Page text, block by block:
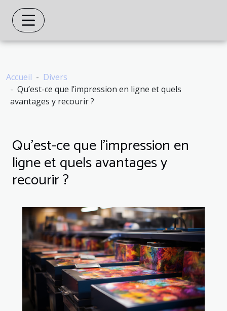
Accueil
Divers
Qu’est-ce que l’impression en ligne et quels
avantages y recourir ?
Qu’est-ce que l’impression en
ligne et quels avantages y
recourir ?